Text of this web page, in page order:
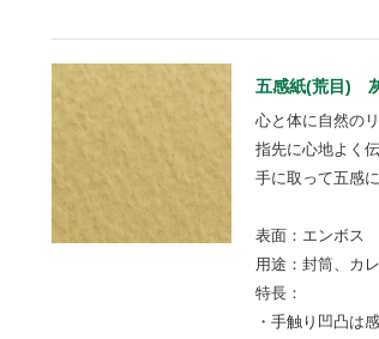
五感紙(荒目)
心と体に自然の
指先に心地よく
手に取って五感
表面：エンボス
用途：封筒、カ
特長：
・手触り凹凸は